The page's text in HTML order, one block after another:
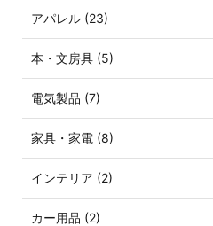
アパレル (23)
本・文房具 (5)
電気製品 (7)
家具・家電 (8)
インテリア (2)
カー用品 (2)